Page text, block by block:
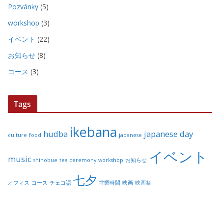
Pozvánky (5)
workshop (3)
イベント (22)
お知らせ (8)
コース (3)
Tags
culture food hudba ikebana japanese japanese day
music shinobue tea ceremony workshop お知らせ イベント
オフィス コース チェコ語 七夕 営業時間 映画 映画祭